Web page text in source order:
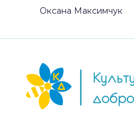
Оксана Максимчук